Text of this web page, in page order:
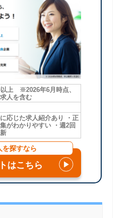
上 ※2026年6月時点、
人を含む
に応じた求人紹介あり ・正
がわかりやすい ・週2回
を探すなら
はこちら ▶